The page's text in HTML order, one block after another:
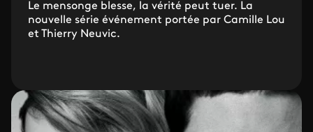
Le mensonge blesse, la vérité peut tuer. La
nouvelle série événement portée par Camille Lou
et Thierry Neuvic.